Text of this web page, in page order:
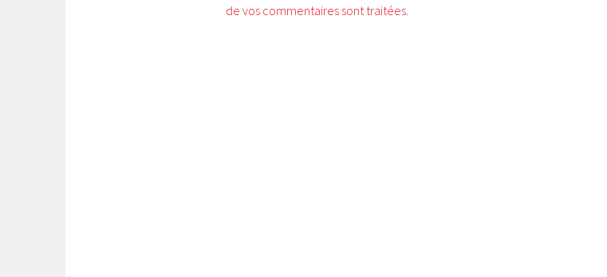
de vos commentaires sont traitées